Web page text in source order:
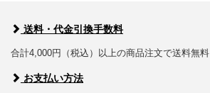
送料・代金引換手数料
合計4,000円（税込）以上の商品注文で送料無料
お支払い方法